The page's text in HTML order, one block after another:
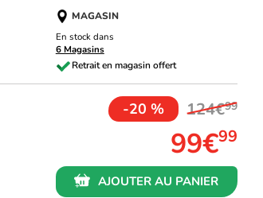
MAGASIN
En stock dans
6 Magasins
-20 % 124€99
99€99
AJOUTER AU PANIER